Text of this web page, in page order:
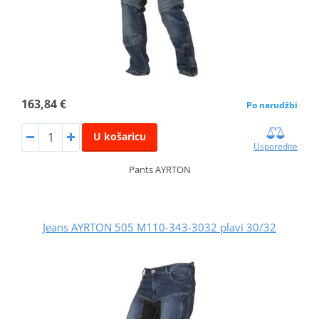
163,84 € Po narudžbi
U košaricu
Usporedite
Pants AYRTON
Jeans AYRTON 505 M110-343-3032 plavi 30/32